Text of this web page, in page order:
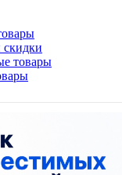
скидки
товары